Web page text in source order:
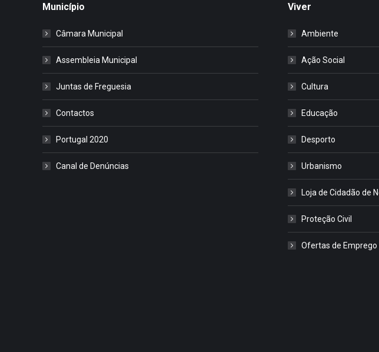
Município
Câmara Municipal
Assembleia Municipal
Juntas de Freguesia
Contactos
Portugal 2020
Canal de Denúncias
Viver
Ambiente
Ação Social
Cultura
Educação
Desporto
Urbanismo
Loja de Cidadão de
Proteção Civil
Ofertas de Emprego